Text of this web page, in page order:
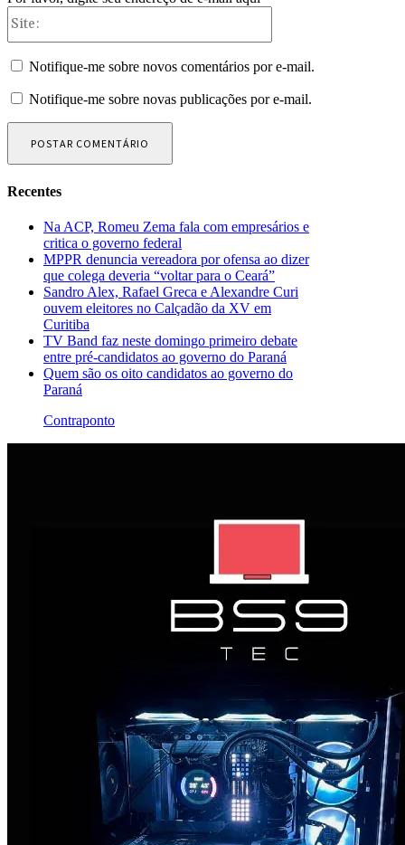
Notifique-me sobre novos comentários por e-mail.
Notifique-me sobre novas publicações por e-mail.
Recentes
Na ACP, Romeu Zema fala com empresários e
critica o governo federal
MPPR denuncia vereadora por ofensa ao dizer
que colega deveria “voltar para o Ceará”
Sandro Alex, Rafael Greca e Alexandre Curi
ouvem eleitores no Calçadão da XV em
Curitiba
TV Band faz neste domingo primeiro debate
entre pré-candidatos ao governo do Paraná
Quem são os oito candidatos ao governo do
Paraná
Contraponto